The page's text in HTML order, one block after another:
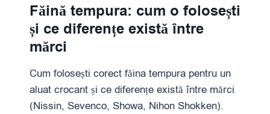
Făină tempura: cum o folosești
și ce diferențe există între
mărci
Cum folosești corect făina tempura pentru un
aluat crocant și ce diferențe există între mărci
(Nissin, Sevenco, Showa, Nihon Shokken).